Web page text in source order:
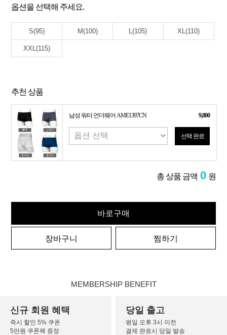
옵션을 선택해 주세요.
S(95) M(100) L(105) XL(110)
XXL(115)
추천 상품
남성 워터 언더웨어 AME1397CN 9,800
선택 완료
총 상품 금액 0 원
바로구매
장바구니 찜하기
MEMBERSHIP BENEFIT
신규 회원 혜택
즉시 할인 5% 쿠폰
5만원 쿠폰팩 증정
당일 출고
평일 오후 3시 이전
결제 완료시 당일 발송